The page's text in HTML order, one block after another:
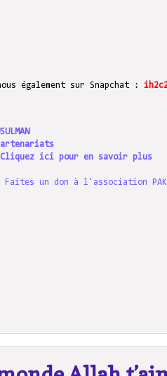
également sur Snapchat :
ici pour en savoir plus
Faites un don à l'association PAK